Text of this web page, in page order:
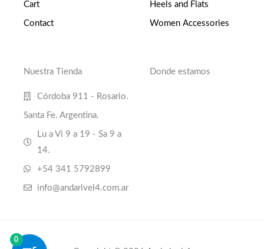
Cart
Contact
Heels and Flats
Women Accessories
Nuestra Tienda
Córdoba 911 - Rosario.
Santa Fe. Argentina.
Lu a Vi 9 a 19 - Sa 9 a
14.
+54 341 5792899
info@andarivel4.com.ar
Donde estamos
0